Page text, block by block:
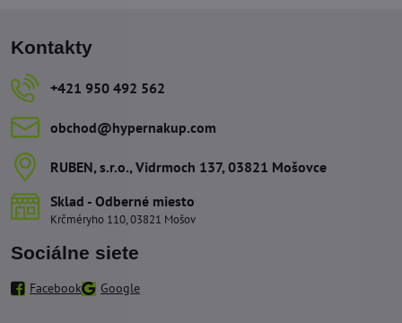
Kontakty
+421 950 492 562
obchod​@hypernakup​.com
RUBEN, s​.r​.o​., Vidrmoch 137, 03821 Mošovce
Sklad - Odberné miesto
Krčméryho 110, 03821 Mošov
Sociálne siete
Facebook Google